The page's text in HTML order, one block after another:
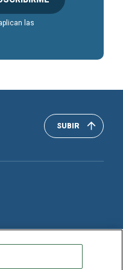
las
SUBIR